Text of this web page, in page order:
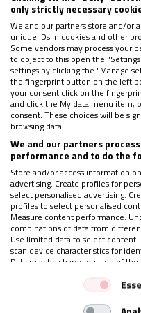
Y por si fuera poco,
volcán, el
empieza a lanzar lava,
sismo de enormes
mundial,temas
mantener la calma, ser
compartir esa
Dios ante las malas
aconteciendo.
La humanidad siempre
desde que el hombre
only strictly necessary
We and our partners store and/or
unique IDs in cookies and other
Some vendors may process your
to object to this open the
settings by clicking the "Manage
the fingerprint button on the left
your consent click on the
and click the My data menu item,
consent. These choices will be
browsing data.
We and our partners
performance and to do the
Store and/or access information
advertising. Create profiles for
select personalised advertising.
profiles to select personalised
Measure content performance.
combinations of data from
Use limited data to select
scan device characteristics for
Data may be shared outside of
Your consent and the cookie
View Partner List (1 IAB